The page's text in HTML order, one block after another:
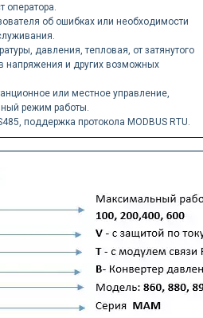
оператора.
об ошибках или необходимости
давления, тепловая, от затянутого
напряжения и других возможных
или местное управление,
режим работы.
поддержка протокола MODBUS RTU.